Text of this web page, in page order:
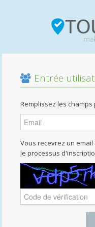
Entrée
Remplissez les champs
Vous recevrez un
le processus